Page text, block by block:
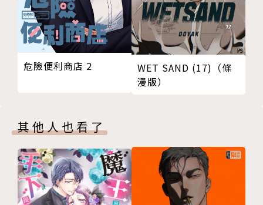
危險便利商店 2
WET SAND (17)（條
漫版）
其他人也看了